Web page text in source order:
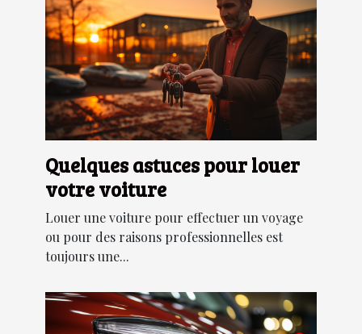
Quelques astuces pour louer
votre voiture
Louer une voiture pour effectuer un voyage
ou pour des raisons professionnelles est
toujours une...